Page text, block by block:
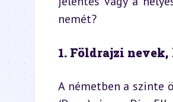
nemét?
1. Földrajzi
A németben a szinte